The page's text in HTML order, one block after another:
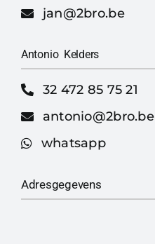
jan@2bro.be
Antonio Kelders
32 472 85 75 21
antonio@2bro.be
whatsapp
Adresgegevens